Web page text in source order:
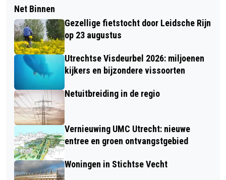
Net Binnen
Gezellige fietstocht door Leidsche Rijn
op 23 augustus
Utrechtse Visdeurbel 2026: miljoenen
kijkers en bijzondere vissoorten
Netuitbreiding in de regio
Vernieuwing UMC Utrecht: nieuwe
entree en groen ontvangstgebied
Woningen in Stichtse Vecht